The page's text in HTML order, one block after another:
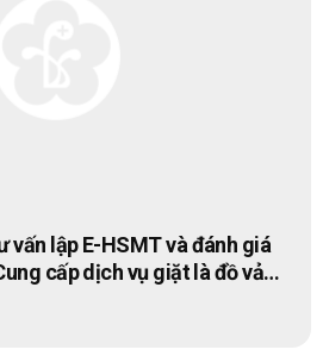
vấn lập E-HSMT và đánh giá
cấp dịch vụ giặt là đồ vải